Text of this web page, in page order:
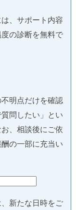
、サポート内容
の診断を無料で
不明点だけを確認
問したい」とい
、相談後にご依
の一部に充当い
新たな日時をご